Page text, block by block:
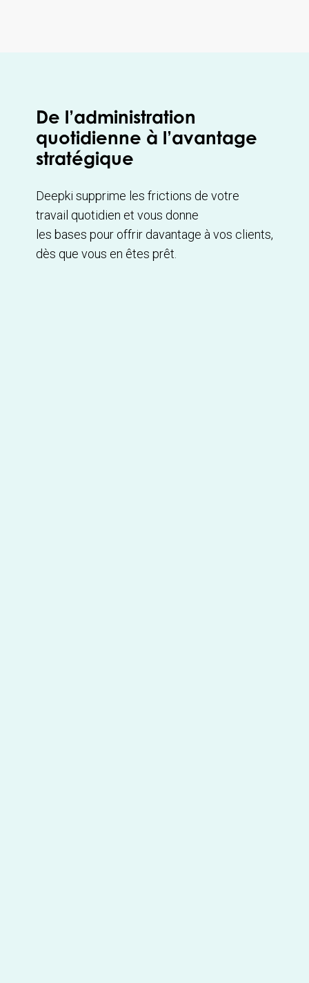
De l’administration
quotidienne à l’avantage
stratégique
Deepki supprime les frictions de votre
travail quotidien et vous donne
les bases pour offrir davantage à vos clients,
dès que vous en êtes prêt.